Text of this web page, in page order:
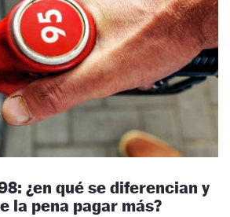
¿en qué se diferencian y
la pena pagar más?